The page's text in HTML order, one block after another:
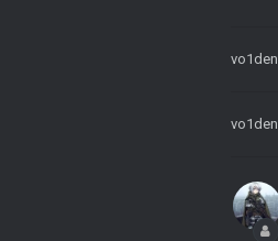
vo1den
vo1den